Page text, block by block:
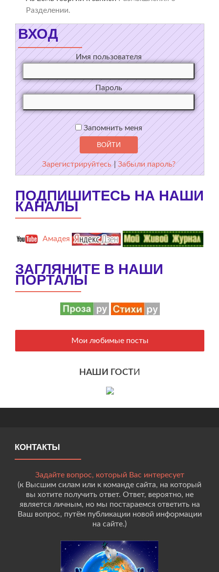
Разделении.
ВХОД
Имя пользователя
Пароль
Запомнить меня
Зарегистрируйтесь |Забыли пароль?
ПОДПИШИТЕСЬ НА НАШИ
КАНАЛЫ
Амадея
ЗАГЛЯНИТЕ В НАШИ
ПОРТАЛЫ
Мои любимые посты
НАШИ ГОСТИ
КОНТАКТЫ
Задайте вопрос, который Вас интересует
(к Высшим силам или к команде сайта, на который
вы хотите получить ответ. Ответ, вероятно, не
является личным, но мы постараемся ответить на
Ваш вопрос, путём публикации новой информации
на сайте.)